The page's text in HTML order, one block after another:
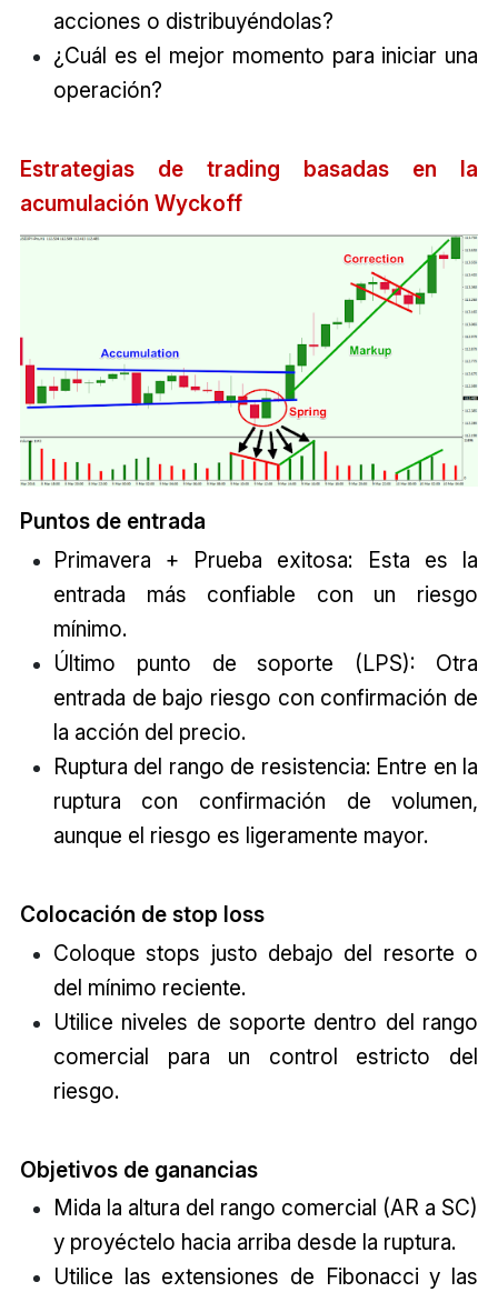
acciones o distribuyéndolas?
¿Cuál es el mejor momento para iniciar una
operación?
Estrategias de trading basadas en la
acumulación Wyckoff
Puntos de entrada
Primavera + Prueba exitosa: Esta es la
entrada más confiable con un riesgo
mínimo.
Último punto de soporte (LPS): Otra
entrada de bajo riesgo con confirmación de
la acción del precio.
Ruptura del rango de resistencia: Entre en la
ruptura con confirmación de volumen,
aunque el riesgo es ligeramente mayor.
Colocación de stop loss
Coloque stops justo debajo del resorte o
del mínimo reciente.
Utilice niveles de soporte dentro del rango
comercial para un control estricto del
riesgo.
Objetivos de ganancias
Mida la altura del rango comercial (AR a SC)
y proyéctelo hacia arriba desde la ruptura.
Utilice las extensiones de Fibonacci y las